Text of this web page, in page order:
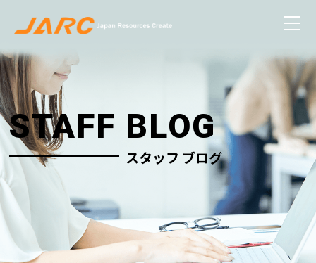
STAFF BLOG
スタッフ ブログ